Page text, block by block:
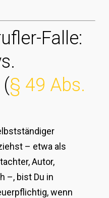
Falle:
§ 49 Abs.
– etwa als
Autor,
–, bist Du in
wenn